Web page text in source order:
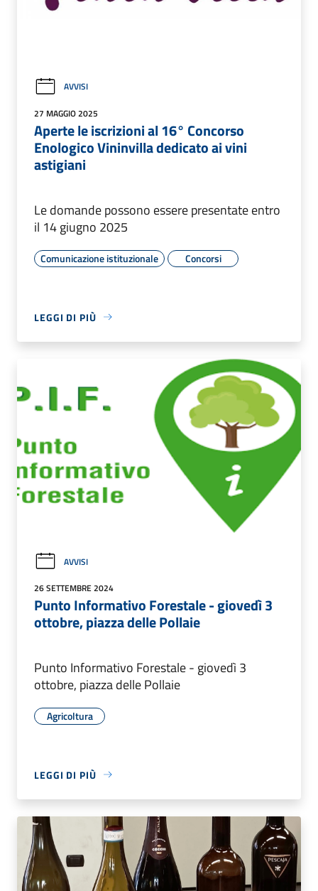
AVVISI
27 MAGGIO 2025
Aperte le iscrizioni al 16° Concorso
Enologico Vininvilla dedicato ai vini
astigiani
Le domande possono essere presentate entro
il 14 giugno 2025
Comunicazione istituzionale Concorsi
LEGGI DI PIÙ
AVVISI
26 SETTEMBRE 2024
Punto Informativo Forestale - giovedì 3
ottobre, piazza delle Pollaie
Punto Informativo Forestale - giovedì 3
ottobre, piazza delle Pollaie
Agricoltura
LEGGI DI PIÙ